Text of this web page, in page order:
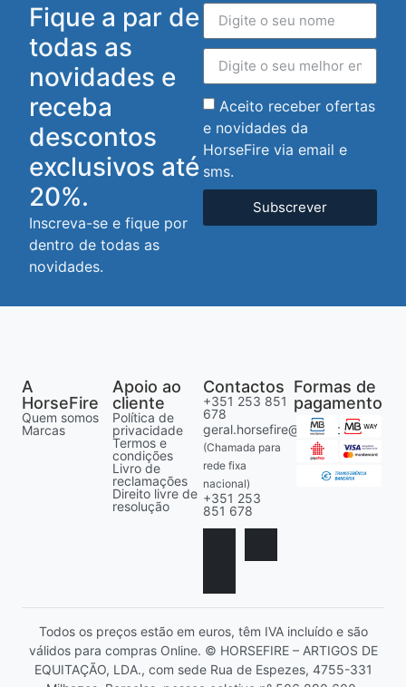
Fique a par de
todas as
novidades e
receba
descontos
exclusivos até
20%.
Inscreva-se e fique por
dentro de todas as
novidades.
Aceito receber ofertas
e novidades da
HorseFire via email e
sms.
Subscrever
A
HorseFire
Quem somos
Marcas
Apoio ao
cliente
Política de
privacidade
Termos e
condições
Livro de
reclamações
Direito livre de
resolução
Contactos
+351 253 851
678
geral.horsefire@gmail.com
(Chamada para
rede fixa
nacional)
+351 253
851 678
Formas de
pagamento
Todos os preços estão em euros, têm IVA incluído e são
válidos para compras Online. © HORSEFIRE – ARTIGOS DE
EQUITAÇÃO, LDA., com sede Rua de Espezes, 4755-331